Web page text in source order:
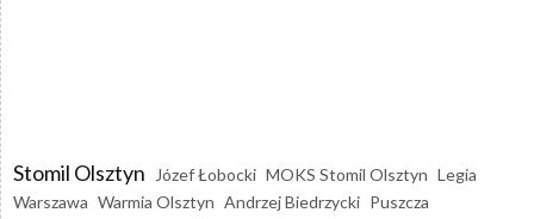
Stomil Olsztyn Józef Łobocki MOKS Stomil Olsztyn Legia
Warszawa Warmia Olsztyn Andrzej Biedrzycki Puszcza